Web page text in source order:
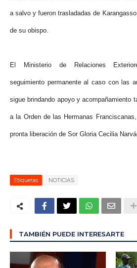
a salvo y fueron trasladadas de
de su obispo.
El Ministerio de Relaciones
seguimiento permanente al caso con las
sigue brindando apoyo y acompañamiento
a la Orden de las Hermanas
pronta liberación de Sor Gloria Cecilia
Etiquetas NOTICIAS
TAMBIÉN PUEDE INTERESARTE